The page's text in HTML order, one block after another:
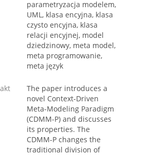
parametryzacja modelem,
UML, klasa encyjna, klasa
czysto encyjna, klasa
relacji encyjnej, model
dziedzinowy, meta model,
meta programowanie,
meta język
The paper introduces a
novel Context-Driven
Meta-Modeling Paradigm
(CDMM-P) and discusses
its properties. The
CDMM-P changes the
traditional division of